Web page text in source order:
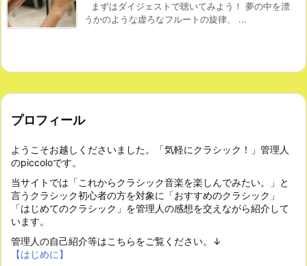
まずはダイジェストで聴いてみよう！ 夢の中を漂
うかのような虚ろなフルートの旋律、 ...
プロフィール
ようこそお越しくださいました。「気軽にクラシック！」管理人
のpiccoloです。
当サイトでは「これからクラシック音楽を楽しんでみたい。」と
言うクラシック初心者の方を対象に「おすすめのクラシック」
「はじめてのクラシック」を管理人の感想を交えながら紹介して
います。
管理人の自己紹介等はこちらをご覧ください。↓
【はじめに】